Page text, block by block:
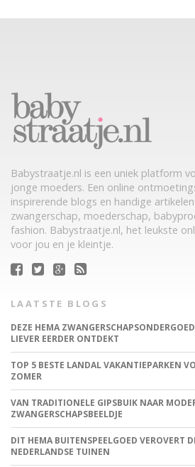
Babystraatje.nl is een uniek platform
jonge moeders. Een online
inspirerende blogs en handige
zwangerschap, moederschap,
fashion. Babystraatje.nl, het leukste
voor jou en je kleintje.
LAATSTE BLOGS
DEZE HEMA
LIEVER EERDER ONTDEKT
TOP 5 BESTE LANDAL VAKANTIEPARKEN
ZOMER
VAN TRADITIONELE GIPSBUIK NAAR
ZWANGERSCHAPSBEELDJE
DIT HEMA BUITENSPEELGOED VEROVERT
NEDERLANDSE TUINEN